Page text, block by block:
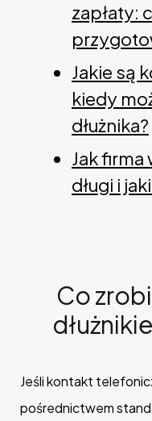
zapłaty:
Jakie są
kiedy
dłużnika?
Jak
długi i
Co
Jeśli kontakt
pośrednictwem